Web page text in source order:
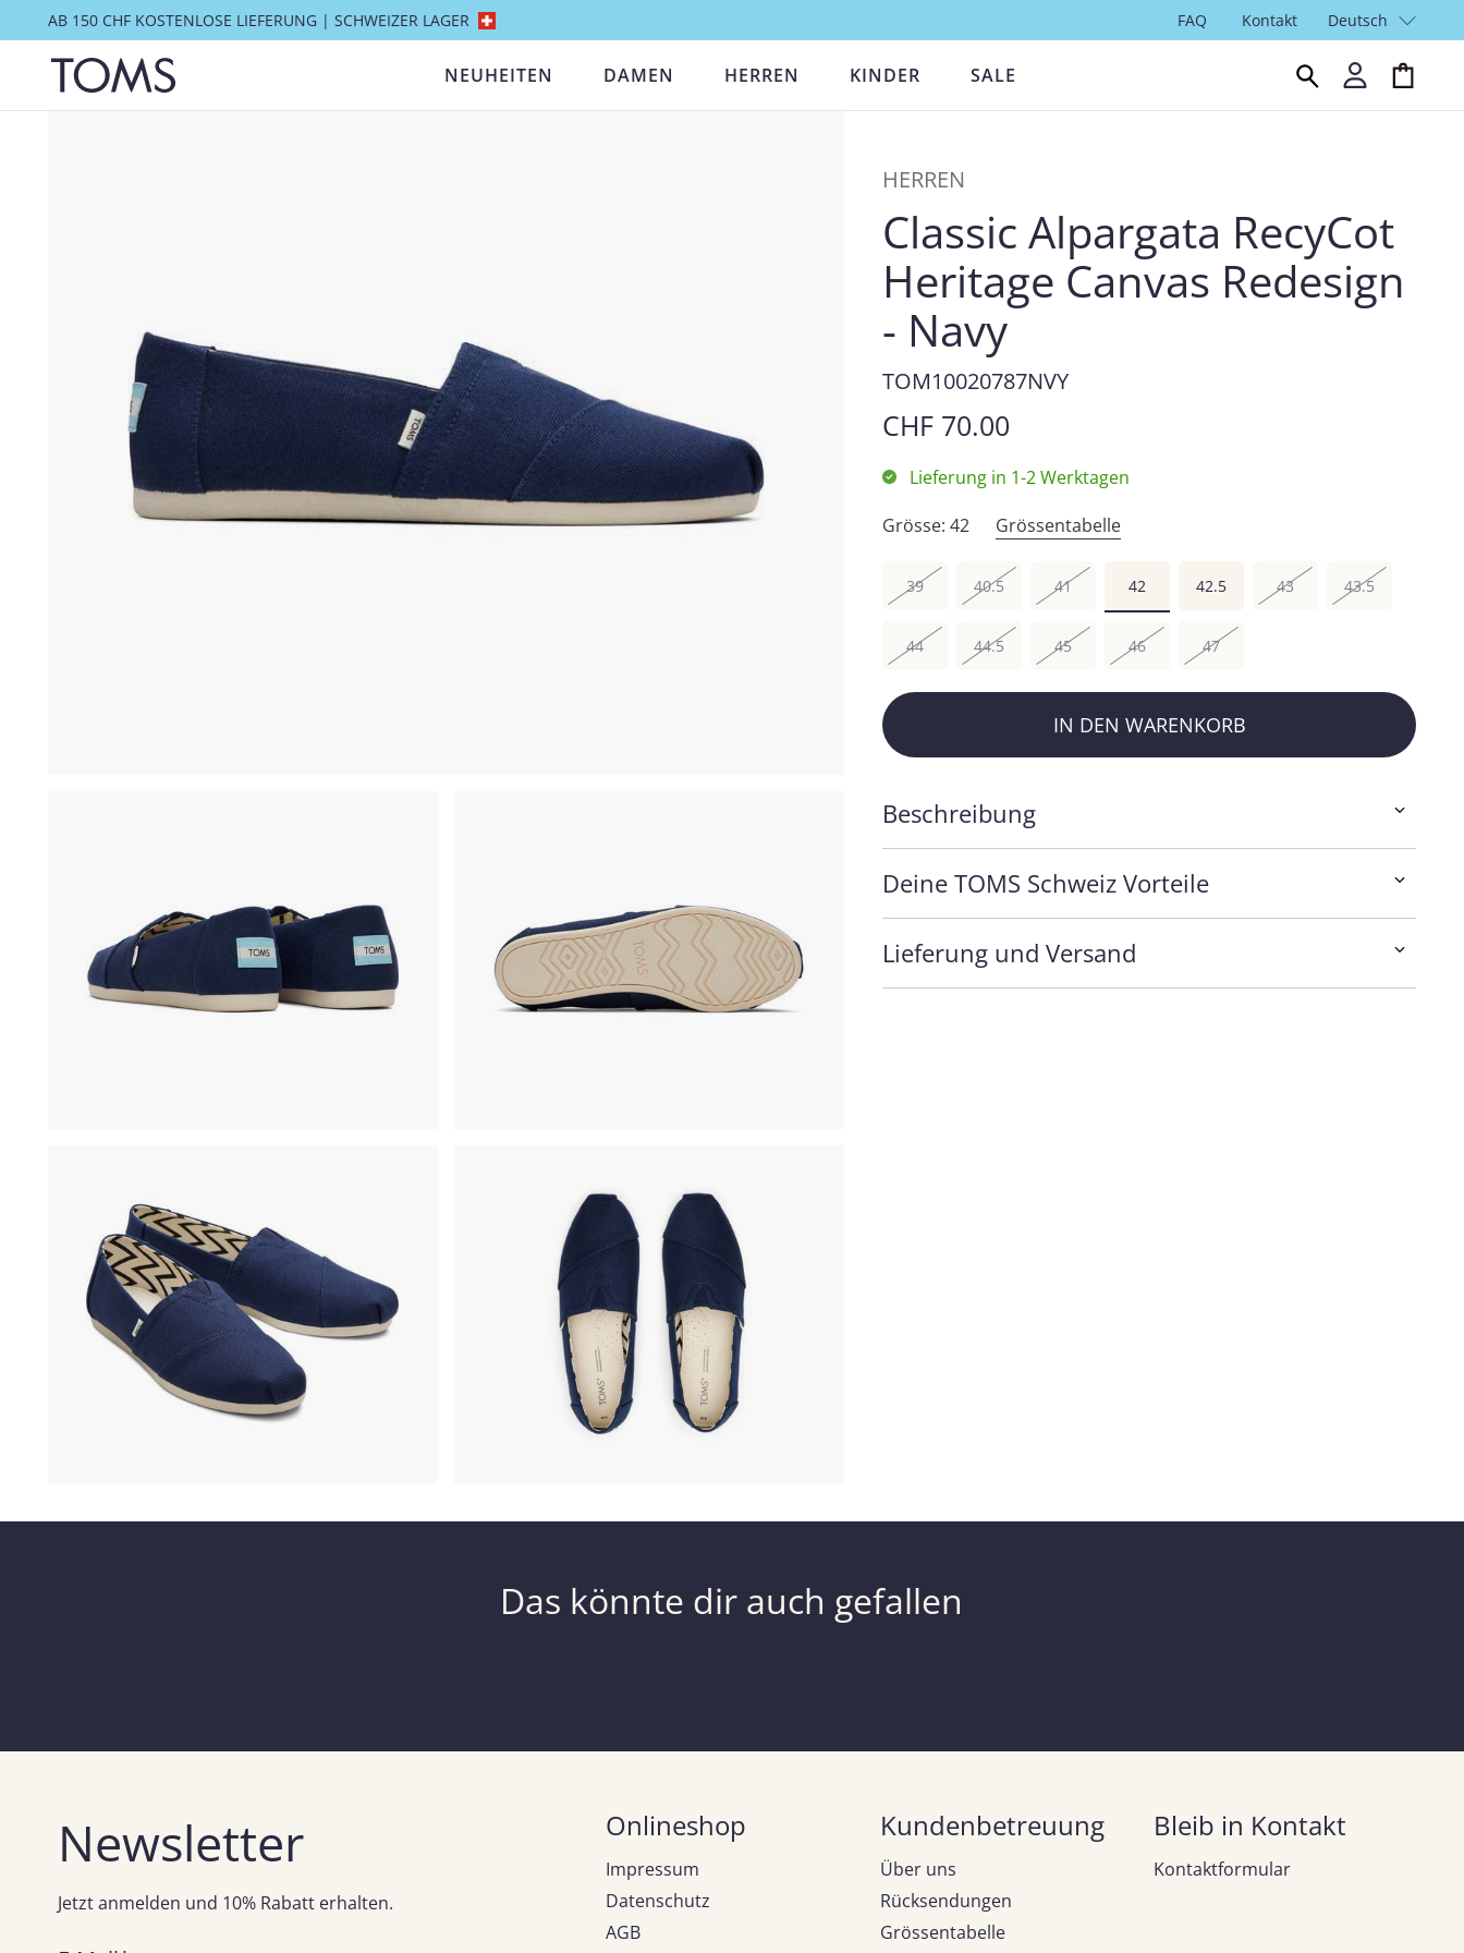
AB 150 CHF KOSTENLOSE LIEFERUNG | SCHWEIZER LAGER FAQ Kontakt Deutsch
NEUHEITEN DAMEN HERREN KINDER SALE
HERREN
Classic Alpargata RecyCot
Heritage Canvas Redesign
- Navy
TOM10020787NVY
CHF 70.00
Lieferung in 1-2 Werktagen
Grösse: 42 Grössentabelle
39 40.5 41 42 42.5 43 43.5
44 44.5 45 46 47
IN DEN WARENKORB
Beschreibung
Deine TOMS Schweiz Vorteile
Lieferung und Versand
Das könnte dir auch gefallen
Newsletter
Jetzt anmelden und 10% Rabatt erhalten.
Onlineshop
Impressum
Datenschutz
AGB
Kundenbetreuung
Über uns
Rücksendungen
Grössentabelle
Bleib in Kontakt
Kontaktformular